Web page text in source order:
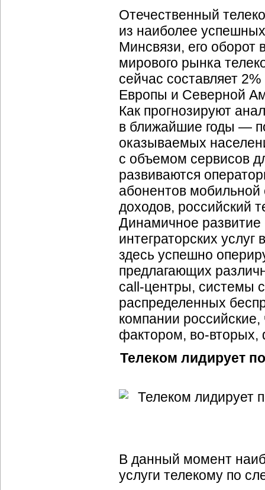
Отечественный
из наиболее
Минсвязи, его оборот
мирового рынка
сейчас составляет
Европы и Северной
Как прогнозируют
в ближайшие годы —
оказываемых
с объемом сервисов
развиваются
абонентов
доходов, российский
Динамичное развитие
интеграторских
здесь успешно
предлагающих
call-центры, системы
распределенных
компании
фактором, во-вторых,
Телеком лидирует
В данный момент
услуги телекому по